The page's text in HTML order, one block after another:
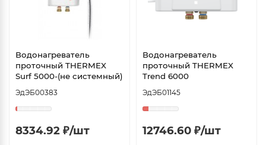
Водонагреватель
проточный THERMEX
Surf 5000-(не системный)
ЭдЭБ00383
8334.92 ₽/шт
Водонагреватель
проточный THERMEX
Trend 6000
ЭдЭБ01145
12746.60 ₽/шт